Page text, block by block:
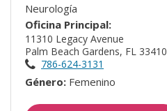
Neurología
Oficina Principal:
11310 Legacy Avenue
Palm Beach Gardens, FL 33410
786-624-3131
Género: Femenino